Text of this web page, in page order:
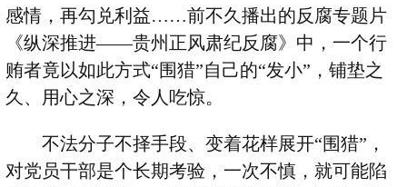
感情，再勾兑利益……前不久播出的反腐专题片
《纵深推进——贵州正风肃纪反腐》中，一个行
贿者竟以如此方式“围猎”自己的“发小” ，铺垫之
久、用心之深，令人吃惊。
不法分子不择手段、变着花样展开“围猎” ，
对党员干部是个长期考验，一次不慎，就可能陷